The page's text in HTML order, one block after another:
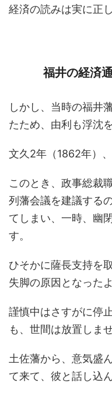
経済の読みは実に正
福井の経済
しかし、当時の福井
たため、由利も浮沈
文久2年（1862年）、
このとき、政事総裁
列藩会議を建議する
てしまい、一時、幽
す。
ひそかに薩長支持を
失脚の原因となった
謹慎中はさすがに停
も、世間は放置しませ
土佐藩から、意気盛
て来て、彼と話し込